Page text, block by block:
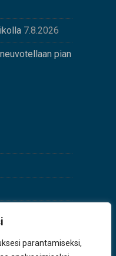
parantamiseksi,
7.8.2026
pian